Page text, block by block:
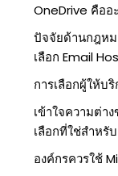
OneDrive คืออ
ปัจจัยด้านกฎห
เลือก Email
การเลือกผู้ให้บ
เข้าใจความต่า
เลือกที่ใช่สำหรั
องค์กรควรใช้